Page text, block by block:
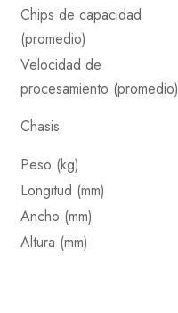
Chips de capacidad
(promedio)
Velocidad de
procesamiento (promedio)
Chasis
Peso (kg)
Longitud (mm)
Ancho (mm)
Altura (mm)